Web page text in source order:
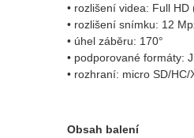
• rozlišení videa: Full
• rozlišení snímku: 12
• úhel záběru: 170°
• podporované formáty:
• rozhraní: micro SD/
Obsah balení